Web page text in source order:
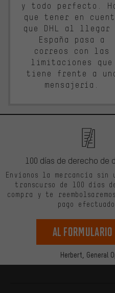
y todo perfecto.
que tener en
que DHL al llegar
España pasa a
correos con las
limitaciones que
tiene frente a
mensajería.
Herbert, General
100 días de derecho de
Envíanos la mercancía
transcurso de 100 días
compra y te
pago efectuado.
Al formulario